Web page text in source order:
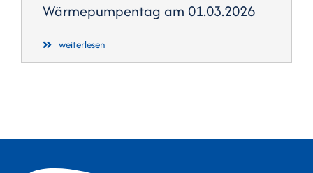
Wärmepumpentag am 01.03.2026
weiterlesen